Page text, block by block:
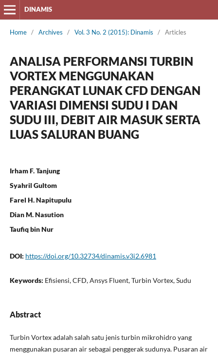
DINAMIS
Home / Archives / Vol. 3 No. 2 (2015): Dinamis / Articles
ANALISA PERFORMANSI TURBIN
VORTEX MENGGUNAKAN
PERANGKAT LUNAK CFD DENGAN
VARIASI DIMENSI SUDU I DAN
SUDU III, DEBIT AIR MASUK SERTA
LUAS SALURAN BUANG
Irham F. Tanjung
Syahril Gultom
Farel H. Napitupulu
Dian M. Nasution
Taufiq bin Nur
DOI: https://doi.org/10.32734/dinamis.v3i2.6981
Keywords: Efisiensi, CFD, Ansys Fluent, Turbin Vortex, Sudu
Abstract
Turbin Vortex adalah salah satu jenis turbin mikrohidro yang
menggunakan pusaran air sebagai penggerak sudunya. Pusaran air